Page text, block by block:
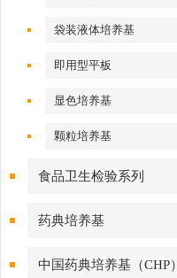
袋装液体培养基
即用型平板
显色培养基
颗粒培养基
食品卫生检验系列
药典培养基
中国药典培养基（CHP）